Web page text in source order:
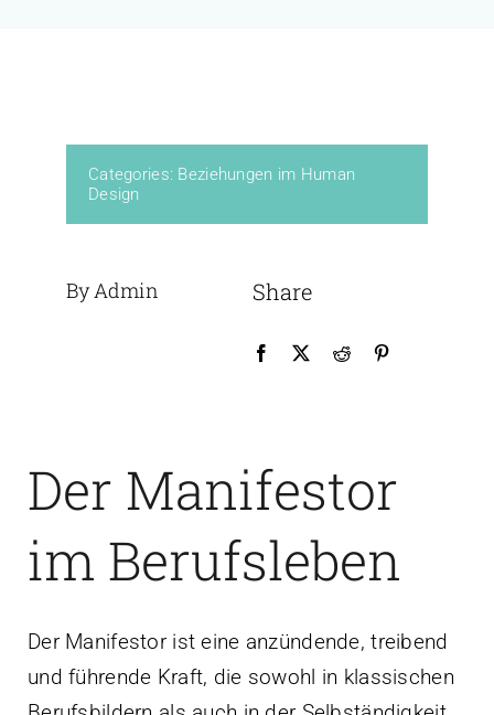
Categories: Beziehungen im Human
Design
By Admin Share
Der Manifestor
im Berufsleben
Der Manifestor ist eine anzündende, treibend
und führende Kraft, die sowohl in klassischen